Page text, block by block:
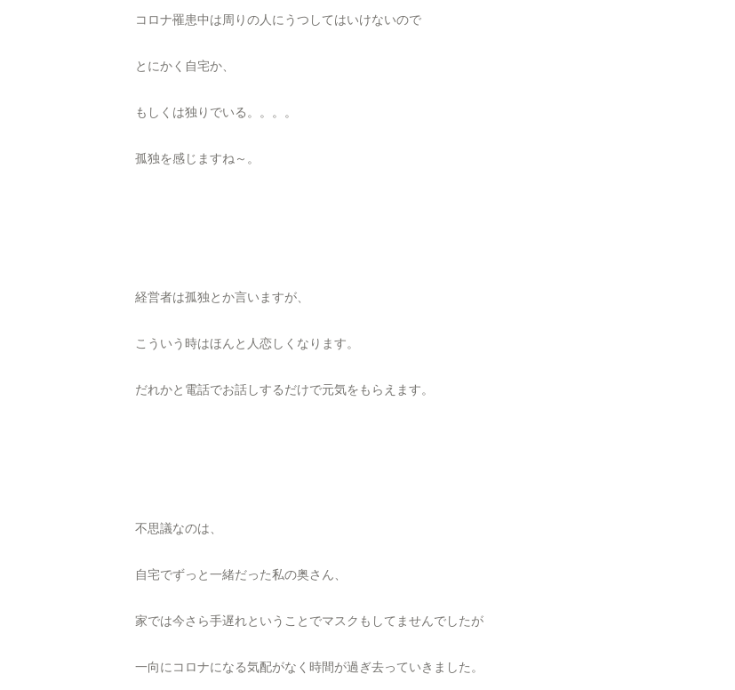
コロナ罹患中は周りの人にうつしてはいけないので
とにかく自宅か、
もしくは独りでいる。。。。
孤独を感じますね～。
経営者は孤独とか言いますが、
こういう時はほんと人恋しくなります。
だれかと電話でお話しするだけで元気をもらえます。
不思議なのは、
自宅でずっと一緒だった私の奥さん、
家では今さら手遅れということでマスクもしてませんでしたが
一向にコロナになる気配がなく時間が過ぎ去っていきました。